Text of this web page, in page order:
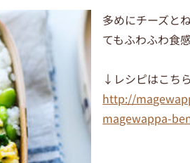
多めにチーズと
てもふわふわ食
↓レシピはこちら
http://
magewappa-